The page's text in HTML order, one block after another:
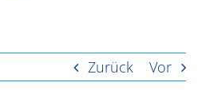
Zurück Vor